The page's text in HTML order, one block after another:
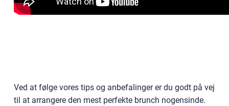
Ved at følge vores tips og anbefalinger er du godt på vej
til at arrangere den mest perfekte brunch nogensinde.